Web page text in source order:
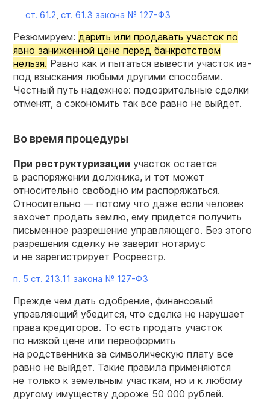
ст. 61.2, ст. 61.3 закона № 127-ФЗ
Резюмируем: дарить или продавать участок по
явно заниженной цене перед банкротством
нельзя. Равно как и пытаться вывести участок из-
под взыскания любыми другими способами.
Честный путь надежнее: подозрительные сделки
отменят, а сэкономить так все равно не выйдет.
Во время процедуры
При реструктуризации участок остается
в распоряжении должника, и тот может
относительно свободно им распоряжаться.
Относительно — потому что даже если человек
захочет продать землю, ему придется получить
письменное разрешение управляющего. Без этого
разрешения сделку не заверит нотариус
и не зарегистрирует Росреестр.
п. 5 ст. 213.11 закона № 127-ФЗ
Прежде чем дать одобрение, финансовый
управляющий убедится, что сделка не нарушает
права кредиторов. То есть продать участок
по низкой цене или переоформить
на родственника за символическую плату все
равно не выйдет. Такие правила применяются
не только к земельным участкам, но и к любому
другому имуществу дороже 50 000 рублей.